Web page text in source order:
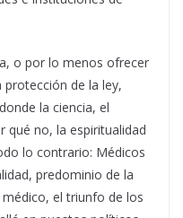
o por lo menos ofrecer
de la ley,
la ciencia, el
qué no, la espiritualidad
lo contrario: Médicos
predominio de la
el triunfo de los